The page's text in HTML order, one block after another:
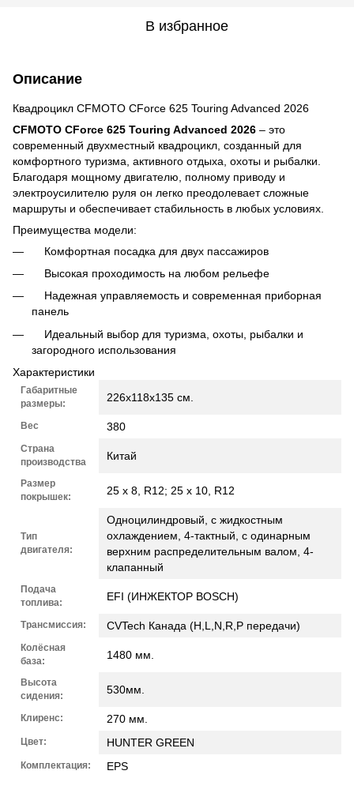
В избранное
Описание
Квадроцикл CFMOTO CForce 625 Touring Advanced 2026
CFMOTO CForce 625 Touring Advanced 2026 – это
современный двухместный квадроцикл, созданный для
комфортного туризма, активного отдыха, охоты и рыбалки.
Благодаря мощному двигателю, полному приводу и
электроусилителю руля он легко преодолевает сложные
маршруты и обеспечивает стабильность в любых условиях.
Преимущества модели:
Комфортная посадка для двух пассажиров
Высокая проходимость на любом рельефе
Надежная управляемость и современная приборная
панель
Идеальный выбор для туризма, охоты, рыбалки и
загородного использования
Характеристики
Габаритные
размеры:
226x118x135 см.
Вес 380
Страна
производства
Китай
Размер
покрышек:
25 x 8, R12; 25 x 10, R12
Тип
двигателя:
Одноцилиндровый, с жидкостным
охлаждением, 4-тактный, с одинарным
верхним распределительным валом, 4-
клапанный
Подача
топлива:
EFI (ИНЖЕКТОР BOSCH)
Трансмиссия: CVTech Канада (H,L,N,R,P передачи)
Колёсная
база:
1480 мм.
Высота
сидения:
530мм.
Клиренс: 270 мм.
Цвет: HUNTER GREEN
Комплектация: EPS